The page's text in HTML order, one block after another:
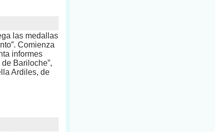
las medallas
Comienza
informes
Bariloche”,
Ardiles, de